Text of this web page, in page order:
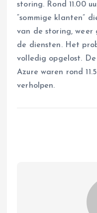
storing. Rond 11.00
“sommige klanten”
van de storing, weer
de diensten. Het
volledig opgelost.
Azure waren rond
verholpen.